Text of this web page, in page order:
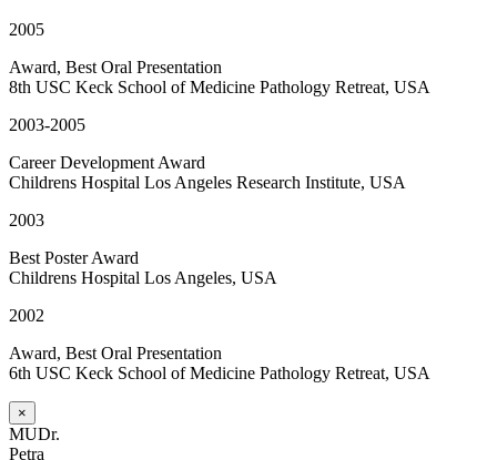
2005
Award, Best Oral Presentation
8th USC Keck School of Medicine Pathology Retreat, USA
2003-2005
Career Development Award
Childrens Hospital Los Angeles Research Institute, USA
2003
Best Poster Award
Childrens Hospital Los Angeles, USA
2002
Award, Best Oral Presentation
6th USC Keck School of Medicine Pathology Retreat, USA
×
MUDr.
Petra